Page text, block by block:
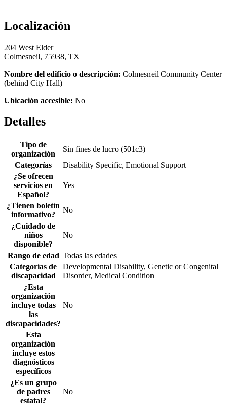
Localización
204 West Elder
Colmesneil, 75938, TX
Nombre del edificio o descripción: Colmesneil Community Center
(behind City Hall)
Ubicación accesible: No
Detalles
Tipo de
organización
Sin fines de lucro (501c3)
Categorías
Disability Specific, Emotional Support
¿Se ofrecen
servicios en
Español?
Yes
¿Tienen boletín
informativo?
No
¿Cuidado de
niños
disponible?
No
Rango de edad Todas las edades
Categorías de
discapacidad
Developmental Disability, Genetic or Congenital
Disorder, Medical Condition
¿Esta
organización
incluye todas
las
discapacidades?
No
Esta
organización
incluye estos
diagnósticos
específicos
¿Es un grupo
de padres
estatal?
No